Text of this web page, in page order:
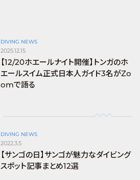
DIVING NEWS
2025.12.15
【12/20ホエールナイト開催】トンガのホ
エールスイム正式日本人ガイド3名がZo
omで語る
DIVING NEWS
2022.3.5
【サンゴの日】サンゴが魅力なダイビング
スポット記事まとめ12選